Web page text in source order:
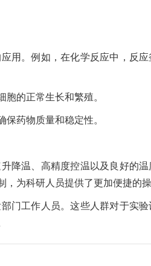
用。例如，在化学反应中，反
的正常生长和繁殖。
药物质量和稳定性。
降温、高精度控温以及良好的
为科研人员提供了更加便捷的操
门工作人员。这些人群对于实